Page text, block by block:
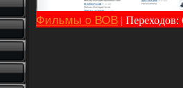
Фильмы о ВОВ | Переходов: